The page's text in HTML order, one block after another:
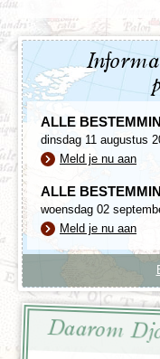
ALLE
dinsdag 11 augustus
Meld je nu aan
ALLE
woensdag 02
Meld je nu aan
Daarom